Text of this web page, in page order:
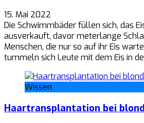
15. Mai 2022
Die Schwimmbäder füllen sich, das
ausverkauft, davor meterlange
Menschen, die nur so auf ihr Eis
tummeln sich Leute mit dem Eis in
Wissen
Haartransplantation bei